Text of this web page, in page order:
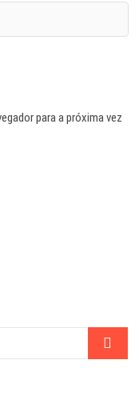
para a próxima vez
Search